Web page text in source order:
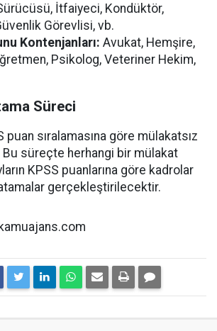
İtfaiyeci, Kondüktör,
Görevlisi, vb.
Kontenjanları: Avukat, Hemşire,
Psikolog, Veteriner Hekim,
Süreci
puan sıralamasına göre mülakatsız
Bu süreçte herhangi bir mülakat
KPSS puanlarına göre kadrolar
gerçekleştirilecektir.
kamuajans.com